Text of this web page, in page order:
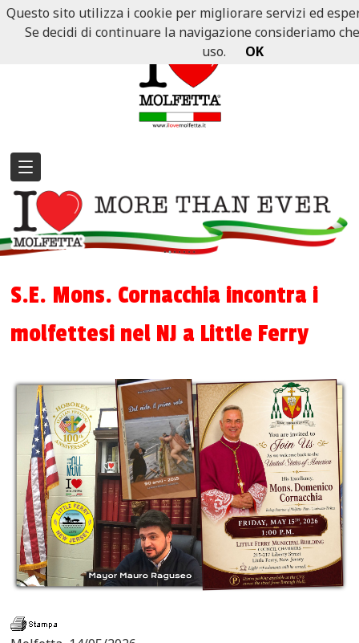
S.E. Mons. Cornacchia incontra i
molfettesi nel NJ a Little Ferry
Questo sito utilizza i cookie per migliorare servizi ed
Se decidi di continuare la navigazione consideriamo
uso.
OK